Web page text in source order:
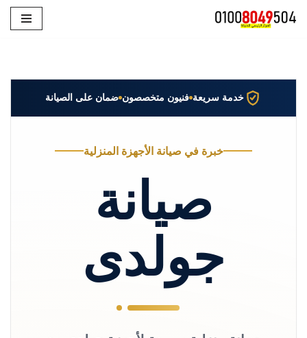
خدمة سريعة فنيون متخصصون ضمان على الصيانة
خبرة في صيانة الأجهزة المنزلية
صيانة
جولدى